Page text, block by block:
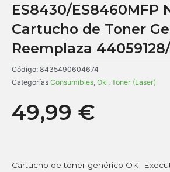
ES8430/ES8460MFP
Cartucho de Toner
Reemplaza
Código: 8435490604674
Categorías Consumibles, Oki, Toner (Laser)
49,99 €
Cartucho de toner genérico OKI